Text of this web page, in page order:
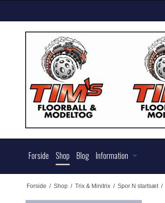
Forside Shop Blog Information
Forside / Shop / Trix & Minitrix / Spor N startsæt /